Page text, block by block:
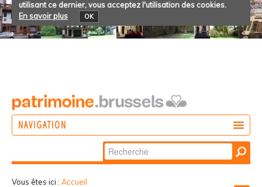
utilisant ce dernier, vous acceptez l'utilisation des cookies.
En savoir plus
OK
NAVIGATION
Chercher par
Recherche
Vous êtes ici : Accueil